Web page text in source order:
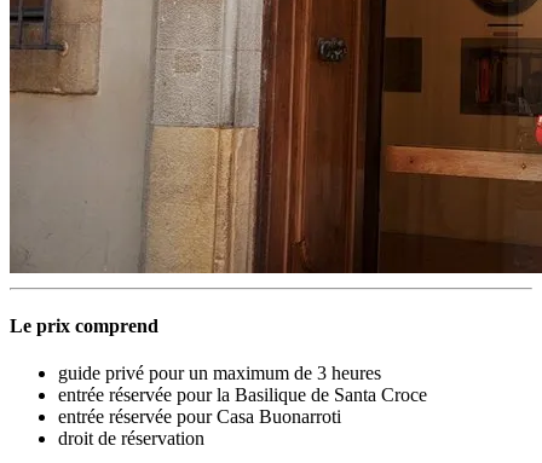
Le prix comprend
guide privé pour un maximum de 3 heures
entrée réservée pour la Basilique de Santa Croce
entrée réservée pour Casa Buonarroti
droit de réservation